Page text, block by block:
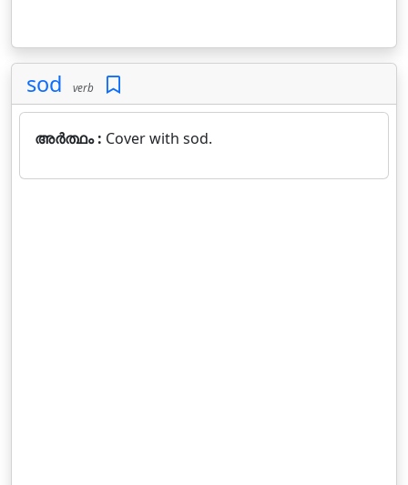
sod verb
അർത്ഥം : Cover with sod.